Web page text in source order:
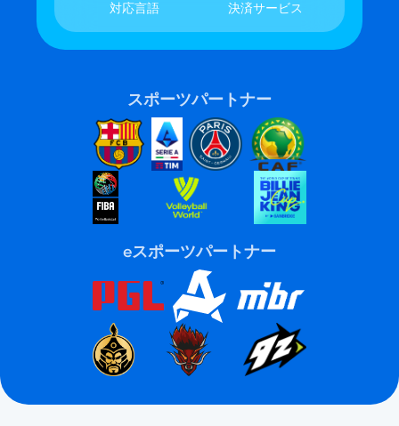
対応言語 決済サービス
スポーツパートナー
eスポーツパートナー